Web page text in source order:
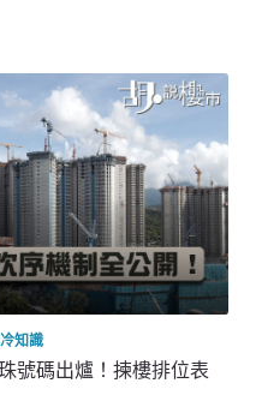
知識
號碼出爐！揀樓排位表